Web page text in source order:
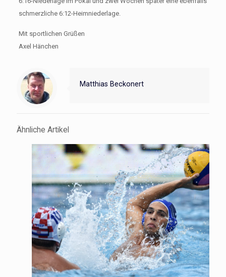
schmerzliche 6:12-Heimniederlage.
Mit sportlichen Grüßen
Axel Hänchen
Matthias Beckonert
Ähnliche Artikel